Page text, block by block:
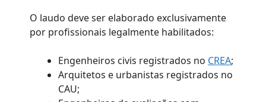
O laudo deve ser elaborado exclusivamente
por profissionais legalmente habilitados:
Engenheiros civis registrados no CREA;
Arquitetos e urbanistas registrados no
CAU;